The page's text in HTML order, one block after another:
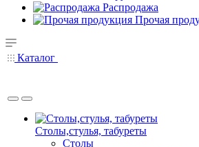
Распродажа
Прочая
Каталог
Столы,стулья, табуреты
Столы